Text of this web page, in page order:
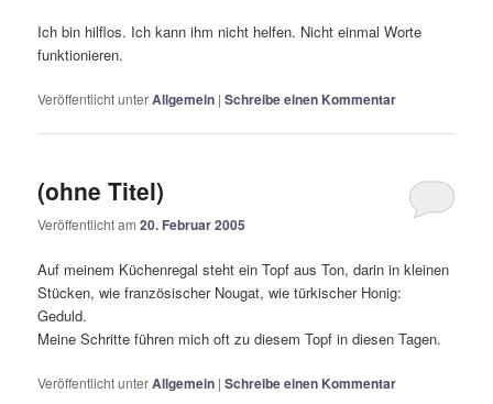
Ich bin hilflos. Ich kann ihm nicht helfen. Nicht einmal Worte
funktionieren.
Veröffentlicht unterAllgemein |Schreibe einen Kommentar
(ohne Titel)
Veröffentlicht am20. Februar 2005
Auf meinem Küchenregal steht ein Topf aus Ton, darin in kleinen
Stücken, wie französischer Nougat, wie türkischer Honig:
Geduld.
Meine Schritte führen mich oft zu diesem Topf in diesen Tagen.
Veröffentlicht unterAllgemein |Schreibe einen Kommentar